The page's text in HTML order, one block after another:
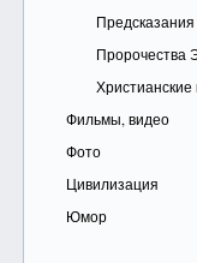
Пророчества
Христианские
Фильмы, видео
Фото
Цивилизация
Юмор